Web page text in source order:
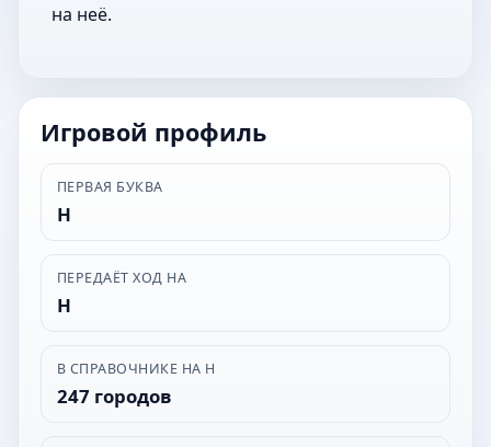
на неё.
Игровой профиль
ПЕРВАЯ БУКВА
Н
ПЕРЕДАЁТ ХОД НА
Н
В СПРАВОЧНИКЕ НА Н
247 городов